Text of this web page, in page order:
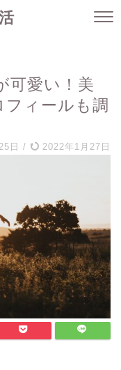
可愛い！美
フィールも調
日 / 2022年1月27日